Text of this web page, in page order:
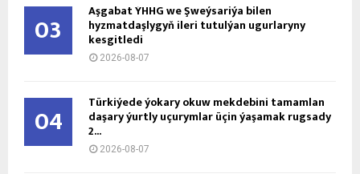
03 Aşgabat ÝHHG we Şweýsariýa bilen
hyzmatdaşlygyň ileri tutulýan ugurlaryny
kesgitledi
2026-08-07
04 Türkiýede ýokary okuw mekdebini tamamlan
daşary ýurtly uçurymlar üçin ýaşamak rugsady
2...
2026-08-07